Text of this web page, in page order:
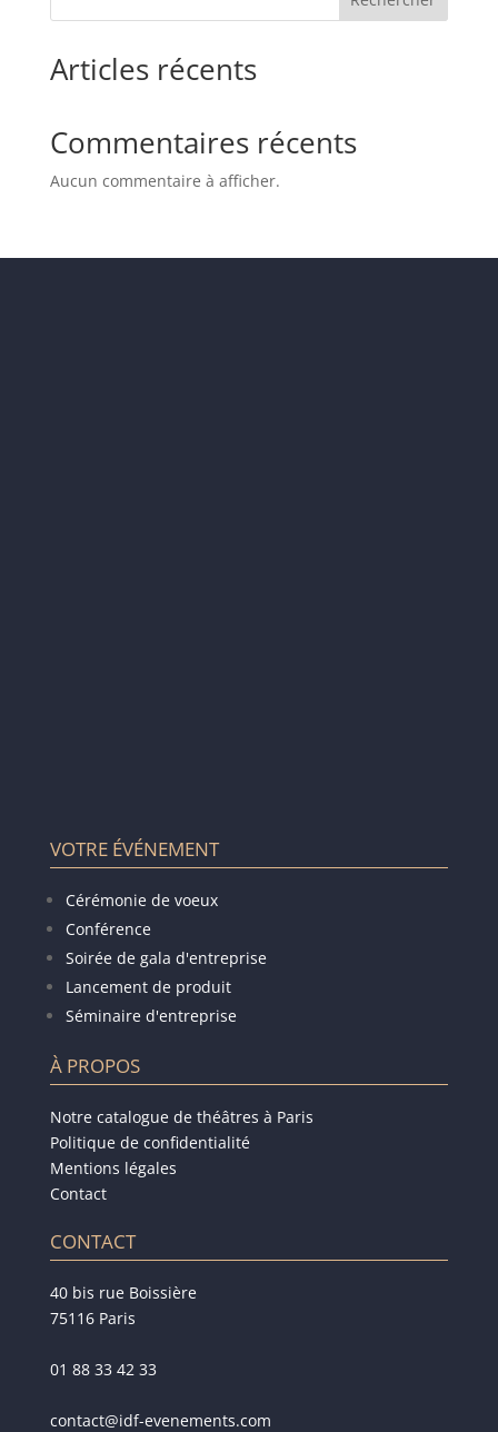
Articles récents
Commentaires récents
Aucun commentaire à afficher.
VOTRE ÉVÉNEMENT
Cérémonie de voeux
Conférence
Soirée de gala d'entreprise
Lancement de produit
Séminaire d'entreprise
À PROPOS
Notre catalogue de théâtres à Paris
Politique de confidentialité
Mentions légales
Contact
CONTACT
40 bis rue Boissière
75116 Paris
01 88 33 42 33
contact@idf-evenements.com